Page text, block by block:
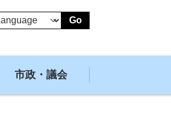
Go
市政・議会